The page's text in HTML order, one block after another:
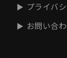
プライバ
お問い合